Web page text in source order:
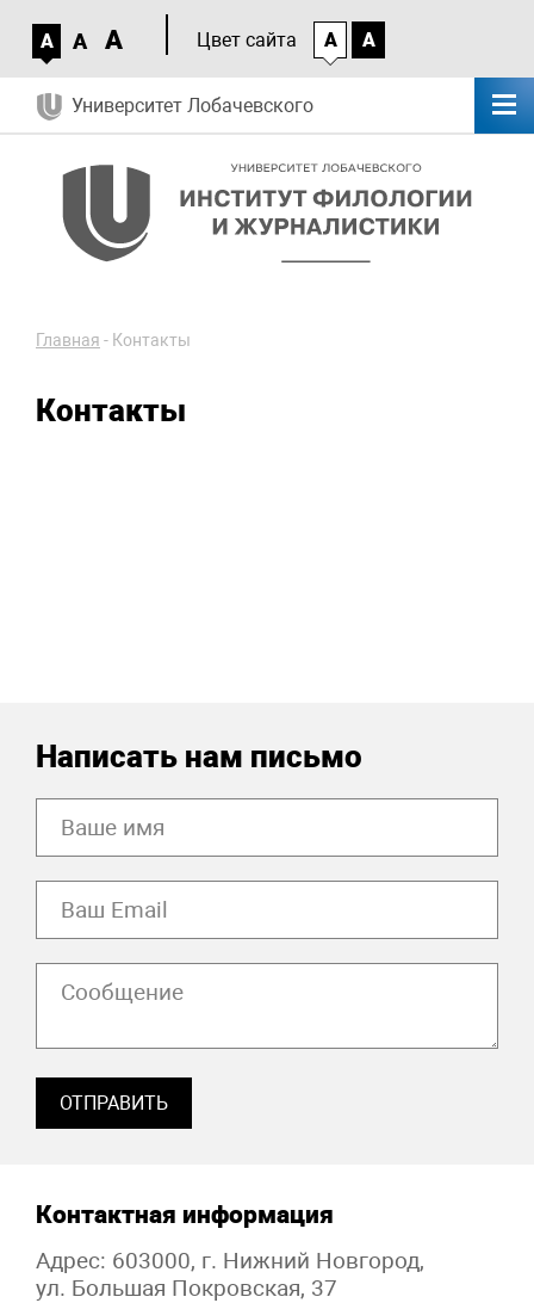
A A A Цвет сайта A A
Университет Лобачевского
Главная - Контакты
Контакты
Написать нам письмо
Контактная информация
Адрес: 603000, г. Нижний Новгород,
ул. Большая Покровская, 37